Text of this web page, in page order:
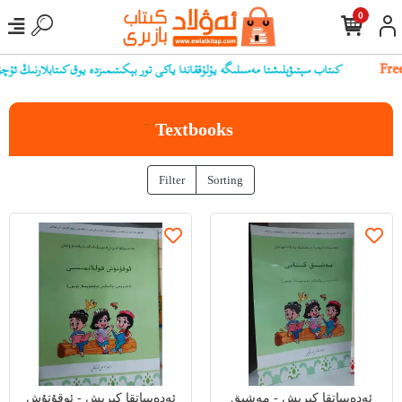
كىتاب سېتىۋېلىشتا مەسىلىگە يۇلۇققاندا ياكى تور بېكىتىمىزدە يوق كىتابلارنىڭ
0
Textbooks
Filter Sorting
ئەدەبىياتقا كىرىش - مەشىق
ئەدەبىياتقا كىرىش - ئوقۇتۇش